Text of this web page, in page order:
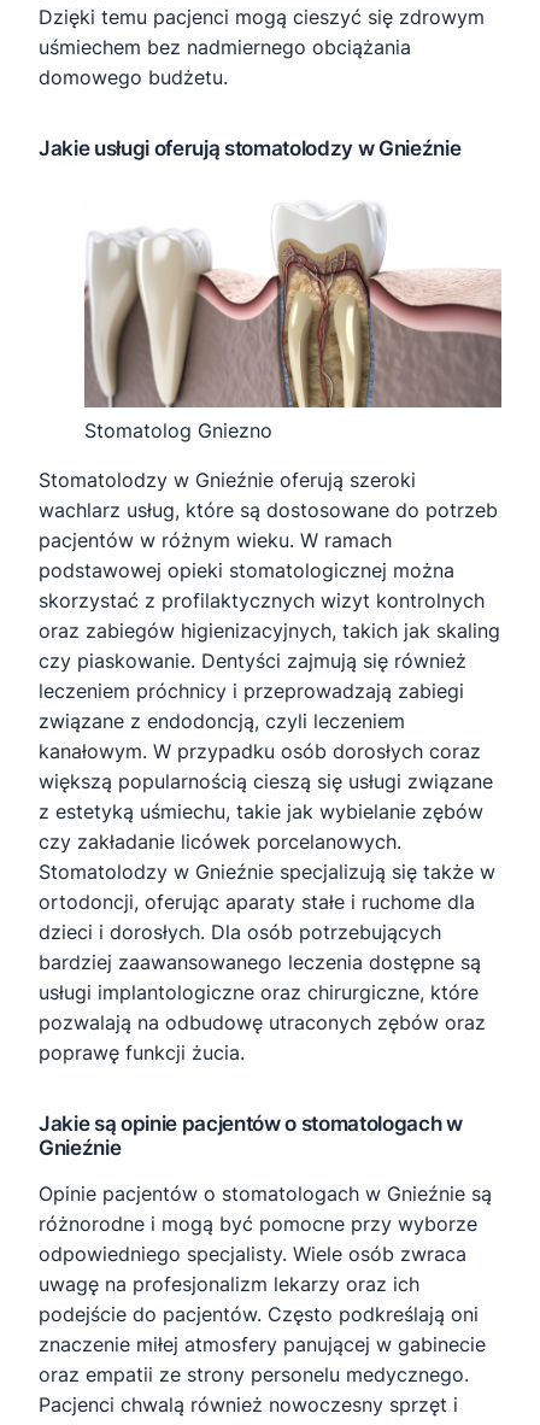
Dzięki temu pacjenci mogą cieszyć się zdrowym
uśmiechem bez nadmiernego obciążania
domowego budżetu.
Jakie usługi oferują stomatolodzy w Gnieźnie
Stomatolog Gniezno
Stomatolodzy w Gnieźnie oferują szeroki
wachlarz usług, które są dostosowane do potrzeb
pacjentów w różnym wieku. W ramach
podstawowej opieki stomatologicznej można
skorzystać z profilaktycznych wizyt kontrolnych
oraz zabiegów higienizacyjnych, takich jak skaling
czy piaskowanie. Dentyści zajmują się również
leczeniem próchnicy i przeprowadzają zabiegi
związane z endodoncją, czyli leczeniem
kanałowym. W przypadku osób dorosłych coraz
większą popularnością cieszą się usługi związane
z estetyką uśmiechu, takie jak wybielanie zębów
czy zakładanie licówek porcelanowych.
Stomatolodzy w Gnieźnie specjalizują się także w
ortodoncji, oferując aparaty stałe i ruchome dla
dzieci i dorosłych. Dla osób potrzebujących
bardziej zaawansowanego leczenia dostępne są
usługi implantologiczne oraz chirurgiczne, które
pozwalają na odbudowę utraconych zębów oraz
poprawę funkcji żucia.
Jakie są opinie pacjentów o stomatologach w
Gnieźnie
Opinie pacjentów o stomatologach w Gnieźnie są
różnorodne i mogą być pomocne przy wyborze
odpowiedniego specjalisty. Wiele osób zwraca
uwagę na profesjonalizm lekarzy oraz ich
podejście do pacjentów. Często podkreślają oni
znaczenie miłej atmosfery panującej w gabinecie
oraz empatii ze strony personelu medycznego.
Pacjenci chwalą również nowoczesny sprzęt i